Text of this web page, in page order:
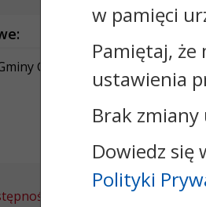
Górzno
Polityka prywatności
w pamięci
Pamiętaj, że
ustawienia
Brak
Dowiedz się
Polityki